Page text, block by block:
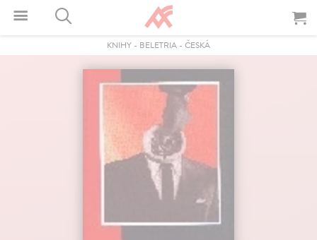
KNIHY - BELETRIA - ČESKÁ